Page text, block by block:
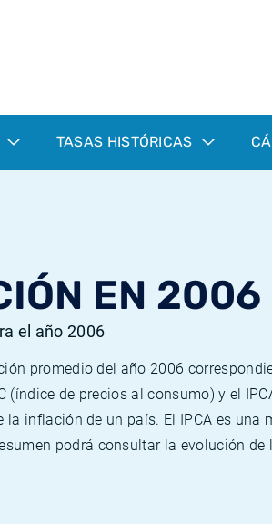
TASAS HISTÓRICAS
EN 2006
el año 2006
promedio del año 2006
de precios al consumo) y el
inflación de un país. El IPCA es
podrá consultar la evolución